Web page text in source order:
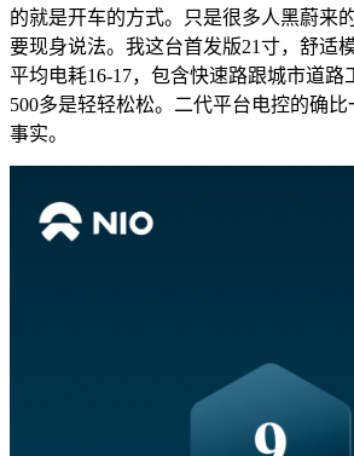
的就是开车的方式。只是很多人黑蔚来
要现身说法。我这台首发版21寸，舒适
平均电耗16-17，包含快速路跟城市道路
500多是轻轻松松。二代平台电控的确
事实。